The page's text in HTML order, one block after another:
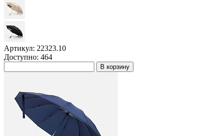
Артикул: 22323.10
Доступно: 464
В корзину